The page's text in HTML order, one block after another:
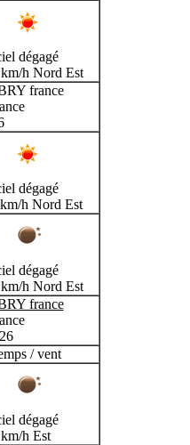
dégagé
h Nord Est
france
dégagé
h Nord Est
dégagé
h Nord Est
france
/ vent
dégagé
h Est